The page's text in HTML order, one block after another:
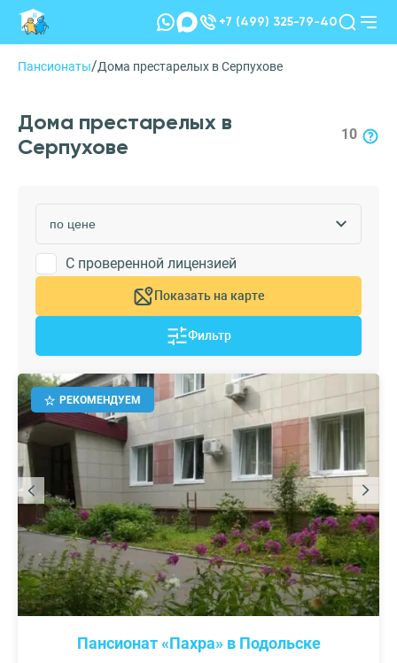
+7 (499) 325-79-40
Пансионаты/Дома престарелых в Серпухове
Дома престарелых в
Серпухове
10
С проверенной лицензией
Показать на карте
Фильтр
РЕКОМЕНДУЕМ
Пансионат «Пахра» в Подольске